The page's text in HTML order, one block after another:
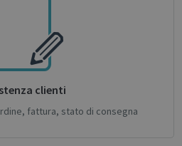
clienti
fattura, stato di consegna